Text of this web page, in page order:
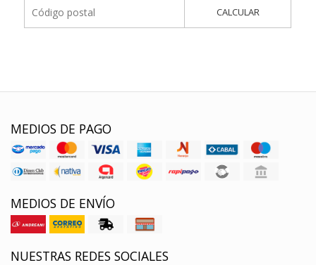
CALCULAR
MEDIOS DE PAGO
MEDIOS DE ENVÍO
NUESTRAS REDES SOCIALES